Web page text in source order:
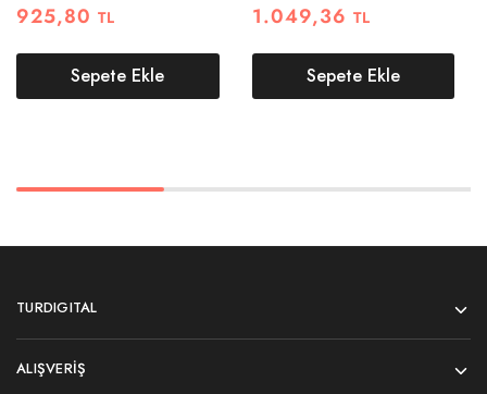
925,80 TL
Sepete Ekle
1.049,36 TL
Sepete Ekle
TURDIGITAL
ALIŞVERIŞ